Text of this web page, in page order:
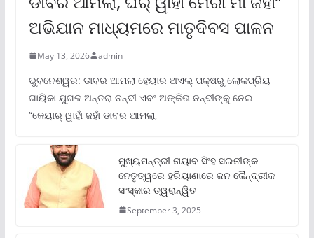
ଅଭିଯାନ ମାଧ୍ୟମରେ ମାତୃଦିବସ ପାଳନ
May 13, 2026 admin
ଭୁବନେଶ୍ୱର: ଡାବର ଆମଲା ହେୟାର ଅଏଲ୍ ପକ୍ଷରୁ ଲୋକପ୍ରିୟ
ଗାୟିକା ଯୁଗଳ ଅନ୍ତରା ନନ୍ଦୀ ଏବଂ ଅଙ୍କିତା ନନ୍ଦୀଙ୍କୁ ନେଇ
“କେୟାର୍ ୱାହାଁ ଜହାଁ ଡାବର ଆମଲା,
ମୁଖ୍ୟମନ୍ତ୍ରୀ ନାୟାବ ସିଂହ ସଇନୀଙ୍କ
ନେତୃତ୍ୱରେ ହରିୟାଣାରେ ଜନ କୈନ୍ଦ୍ରୀକ
ସଂସ୍କାର ତ୍ୱରାନ୍ୱିତ
September 3, 2025